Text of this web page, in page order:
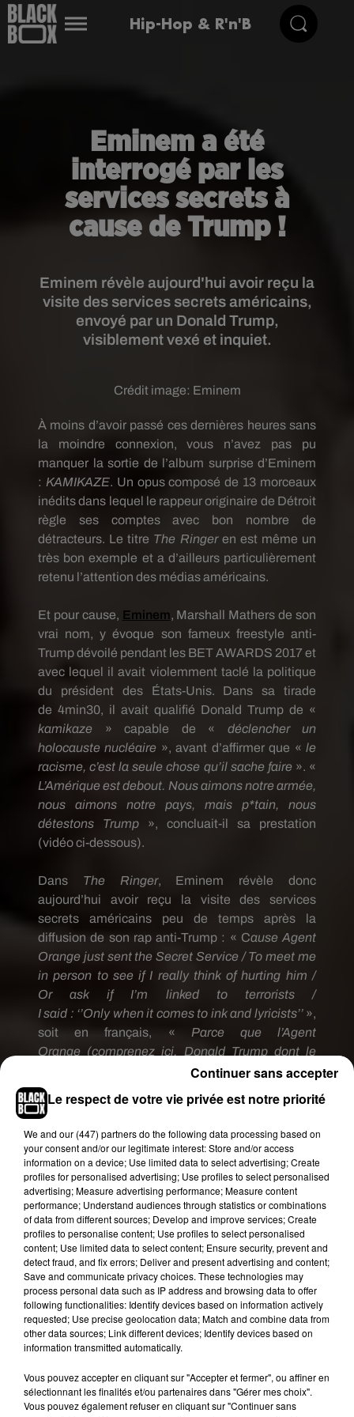
Hip-Hop & R'n'B
Eminem a été
interrogé par les
services secrets à
cause de Trump !
Eminem révèle aujourd'hui avoir reçu la
visite des services secrets américains,
envoyé par un Donald Trump,
visiblement vexé et inquiet.
Crédit image: Eminem
À moins d’avoir passé ces dernières heures sans
la moindre connexion, vous n’avez pas pu
manquer la sortie de l’album surprise d’Eminem
: KAMIKAZE. Un opus composé de 13 morceaux
inédits dans lequel le rappeur originaire de Détroit
règle ses comptes avec bon nombre de
détracteurs. Le titre The Ringeren est même un
très bon exemple et a d’ailleurs particulièrement
retenu l’attention des médias américains.
Et pour cause, Eminem, Marshall Mathers de son
vrai nom, y évoque son fameux freestyle anti-
Trumpdévoilé pendant les BETAWARDS 2017 et
avec lequel il avait violemment taclé la politique
du président des États-Unis.
Dans sa tirade
de 4min30, il avait qualifié Donald Trump de «
kamikaze » capable de « déclencher un
holocauste nucléaire », avant d’affirmer que «le
racisme, c’est la seule chose qu’il sache faire». «
L’Amérique est debout. Nous aimons notre armée,
nous aimons notre pays, mais p*tain, nous
détestons Trump
», concluait-il sa prestation
(vidéo ci-dessous).
Dans The Ringer, Eminem révèle donc
aujourd’hui avoir reçu la visite des services
secrets américains peu de temps après la
diffusion de son rap anti-Trump : « Cause Agent
Orange justsent the Secret Service / To meet me
inperson to seeif I really thinkofhurting him /
Or
ask if I’m linkedto terrorists /
I said : ‘’Only when it comesto inkand lyricists’’»,
soit en français, « Parce que l’Agent
Orange (comprenez ici, Donald Trumpdont le
visage est souvent recouvert d’autobronzant)m’a
juste envoyé les services secrets pour me
rencontrer en personne et voir si j’envisageais
j’étais lié à une organisation terroriste.Je leur ai
dit :‘’Seulement quand il s’agit d’encre et de
paroles’’».
Le respect de votre vie privée est notre priorité
We and our (447) partnersdo the following data processing based on
your consent and/or our legitimate interest: Store and/or access
information on a device; Use limited data to select advertising; Create
profiles for personalised advertising; Use profiles to select personalised
advertising; Measure advertising performance; Measure content
performance; Understand audiences through statistics or combinations
of data from different sources; Develop and improve services; Create
profiles to personalise content; Use profiles to select personalised
content; Use limited data to select content; Ensure security, prevent and
detect fraud, and fix errors; Deliver and present advertising and content;
Save and communicate privacy choices. These technologies may
process personal data such as IP address and browsing data to offer
following functionalities: Identify devices based on information actively
requested; Use precise geolocation data; Match and combine data from
other data sources; Link different devices; Identify devices based on
information transmitted automatically.
Vous pouvez accepter en cliquant sur "Accepter et fermer", ou affiner en
sélectionnant les finalités et/ou partenaires dans "Gérer mes choix".
Vous pouvez également refuser en cliquant sur "Continuer sans
Continuer sans accepter